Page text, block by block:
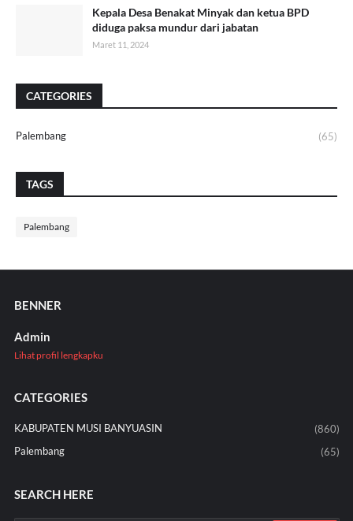
Kepala Desa Benakat Minyak dan ketua BPD
diduga paksa mundur dari jabatan
Maret 11, 2024
CATEGORIES
Palembang (65)
TAGS
Palembang
BENNER
Admin
Lihat profil lengkapku
CATEGORIES
KABUPATEN MUSI BANYUASIN
(860)
Palembang
(65)
SEARCH HERE